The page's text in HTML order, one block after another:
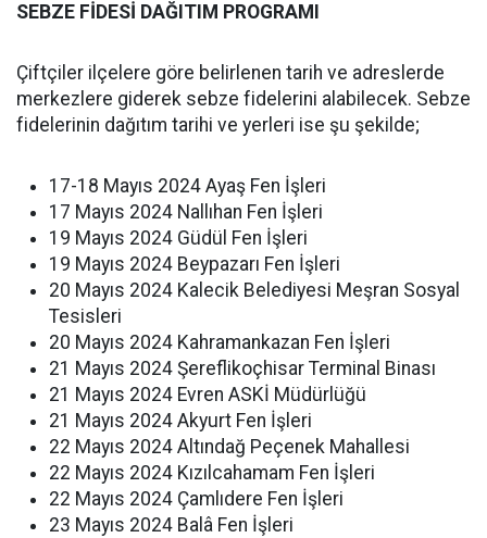
SEBZE FİDESİ DAĞITIM PROGRAMI
Çiftçiler ilçelere göre belirlenen tarih ve adreslerde
merkezlere giderek sebze fidelerini alabilecek. Sebze
fidelerinin dağıtım tarihi ve yerleri ise şu şekilde;
17-18 Mayıs 2024 Ayaş Fen İşleri
17 Mayıs 2024 Nallıhan Fen İşleri
19 Mayıs 2024 Güdül Fen İşleri
19 Mayıs 2024 Beypazarı Fen İşleri
20 Mayıs 2024 Kalecik Belediyesi Meşran Sosyal
Tesisleri
20 Mayıs 2024 Kahramankazan Fen İşleri
21 Mayıs 2024 Şereflikoçhisar Terminal Binası
21 Mayıs 2024 Evren ASKİ Müdürlüğü
21 Mayıs 2024 Akyurt Fen İşleri
22 Mayıs 2024 Altındağ Peçenek Mahallesi
22 Mayıs 2024 Kızılcahamam Fen İşleri
22 Mayıs 2024 Çamlıdere Fen İşleri
23 Mayıs 2024 Balâ Fen İşleri